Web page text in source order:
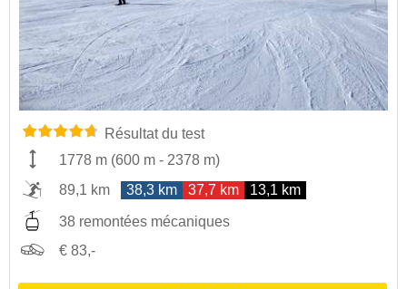
Résultat du test
1778 m (600 m - 2378 m)
89,1 km
38,3 km 37,7 km 13,1 km
38 remontées mécaniques
€ 83,-